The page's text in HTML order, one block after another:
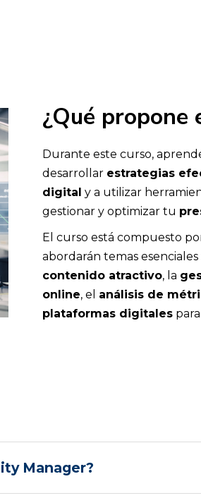
¿Qué propone
Durante este curso,
desarrollar estrategias
digital y a utilizar
gestionar y optimizar tu
El curso está compuesto
abordarán temas
contenido atractivo, la
online, el análisis de
plataformas digitalespara
Manager?